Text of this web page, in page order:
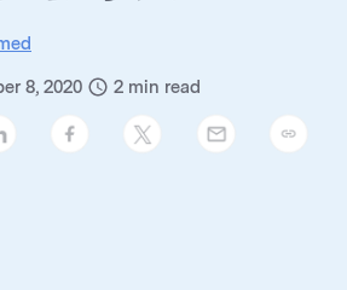
8, 2020 2 min read